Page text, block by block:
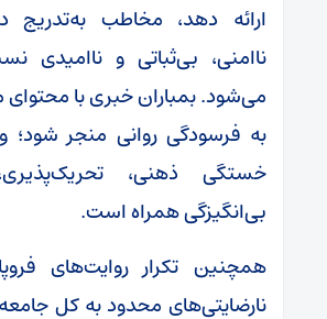
ارائه دهد، مخاطب به‌تدریج
ناامنی، بی‌ثباتی و ناامیدی
می‌شود. بمباران خبری با محتوای
به فرسودگی روانی منجر شود؛
خستگی ذهنی،
بی‌انگیزگی همراه است.
همچنین تکرار روایت‌های
نارضایتی‌های محدود به کل